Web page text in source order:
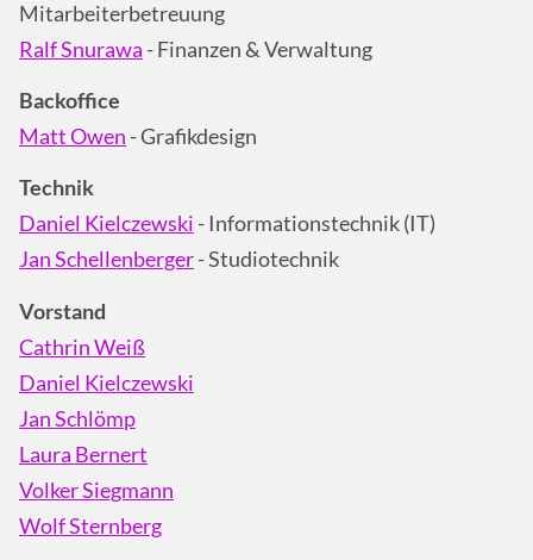
Mitarbeiterbetreuung
Ralf Snurawa - Finanzen & Verwaltung
Backoffice
Matt Owen - Grafikdesign
Technik
Daniel Kielczewski - Informationstechnik (IT)
Jan Schellenberger- Studiotechnik
Vorstand
Cathrin Weiß
Daniel Kielczewski
Jan Schlömp
Laura Bernert
Volker Siegmann
Wolf Sternberg